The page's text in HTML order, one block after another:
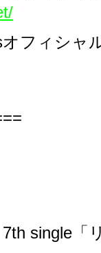
オフィシャ
7th single 「